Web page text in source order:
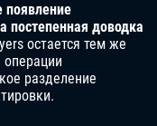
появление
постепенная доводка
остается тем же
разделение